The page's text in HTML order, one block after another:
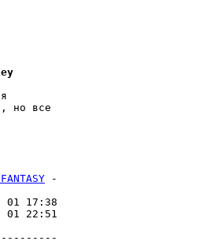
но все
-
17:38
22:51